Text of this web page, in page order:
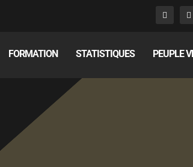
FORMATION STATISTIQUES PEUPLE